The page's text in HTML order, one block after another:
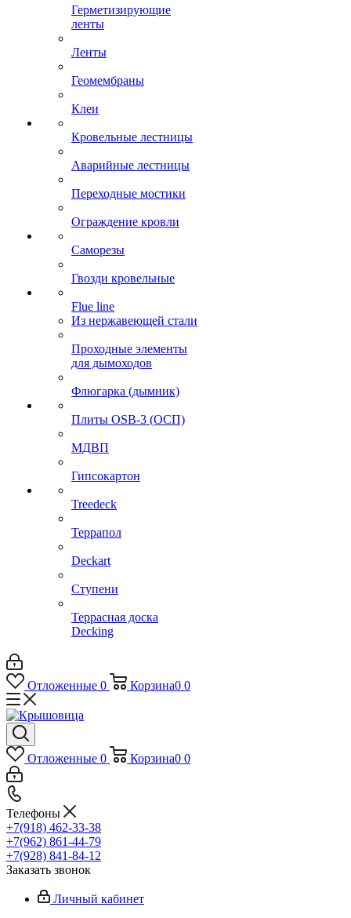
Герметизирующие
ленты
Ленты
Геомембраны
Клеи
Кровельные лестницы
Аварийные лестницы
Переходные мостики
Ограждение кровли
Саморезы
Гвозди кровельные
Flue line
Из нержавеющей стали
Проходные элементы
для дымоходов
Флюгарка (дымник)
Плиты OSB-3 (ОСП)
МДВП
Гипсокартон
Treedeck
Террапол
Deckart
Ступени
Террасная доска
Decking
Отложенные 0 Корзина0 0
Отложенные 0 Корзина0 0
Телефоны
+7(918) 462-33-38
+7(962) 861-44-79
+7(928) 841-84-12
Заказать звонок
Личный кабинет